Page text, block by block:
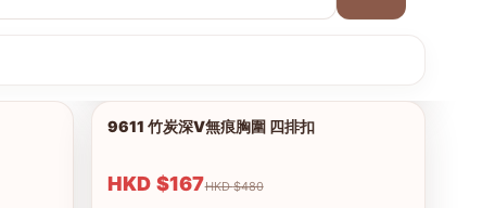
9611 竹炭深V無痕胸圍 四排扣
HKD $167 HKD $480